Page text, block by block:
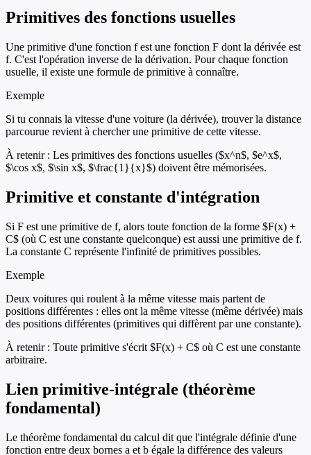
Primitives des fonctions usuelles
Une primitive d'une fonction f est une fonction F dont la dérivée est
f. C'est l'opération inverse de la dérivation. Pour chaque fonction
usuelle, il existe une formule de primitive à connaître.
Exemple
Si tu connais la vitesse d'une voiture (la dérivée), trouver la distance
parcourue revient à chercher une primitive de cette vitesse.
À retenir : Les primitives des fonctions usuelles ($x^n$, $e^x$,
$\cos x$, $\sin x$, $\frac{1}{x}$) doivent être mémorisées.
Primitive et constante d'intégration
Si F est une primitive de f, alors toute fonction de la forme $F(x) +
C$ (où C est une constante quelconque) est aussi une primitive de f.
La constante C représente l'infinité de primitives possibles.
Exemple
Deux voitures qui roulent à la même vitesse mais partent de
positions différentes : elles ont la même vitesse (même dérivée) mais
des positions différentes (primitives qui diffèrent par une constante).
À retenir : Toute primitive s'écrit $F(x) + C$ où C est une constante
arbitraire.
Lien primitive-intégrale (théorème
fondamental)
Le théorème fondamental du calcul dit que l'intégrale définie d'une
fonction entre deux bornes a et b égale la différence des valeurs